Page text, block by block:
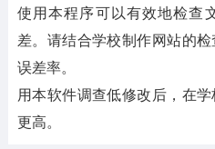
使用本程序可以有效地检查
差。请结合学校制作网站的
误差率。
用本软件调查低修改后，在
更高。